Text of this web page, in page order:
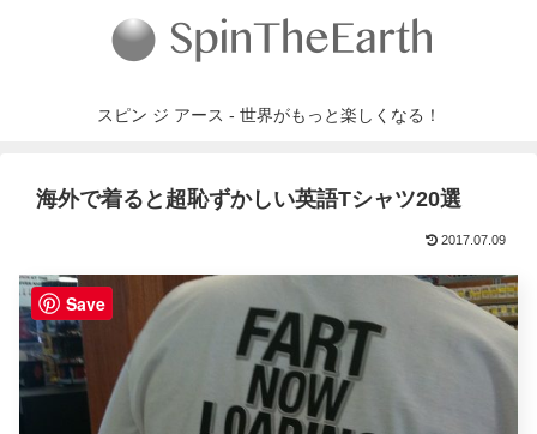
スピン ジ アース - 世界がもっと楽しくなる！
海外で着ると超恥ずかしい英語Tシャツ20選
2017.07.09
Save